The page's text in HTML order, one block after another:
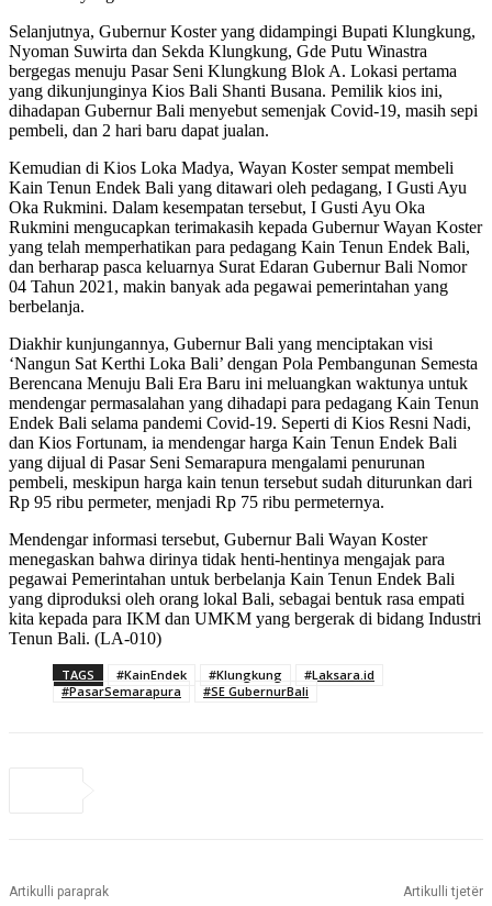
Selanjutnya, Gubernur Koster yang didampingi Bupati Klungkung,
Nyoman Suwirta dan Sekda Klungkung, Gde Putu Winastra
bergegas menuju Pasar Seni Klungkung Blok A. Lokasi pertama
yang dikunjunginya Kios Bali Shanti Busana. Pemilik kios ini,
dihadapan Gubernur Bali menyebut semenjak Covid-19, masih sepi
pembeli, dan 2 hari baru dapat jualan.
Kemudian di Kios Loka Madya, Wayan Koster sempat membeli
Kain Tenun Endek Bali yang ditawari oleh pedagang, I Gusti Ayu
Oka Rukmini. Dalam kesempatan tersebut, I Gusti Ayu Oka
Rukmini mengucapkan terimakasih kepada Gubernur Wayan Koster
yang telah memperhatikan para pedagang Kain Tenun Endek Bali,
dan berharap pasca keluarnya Surat Edaran Gubernur Bali Nomor
04 Tahun 2021, makin banyak ada pegawai pemerintahan yang
berbelanja.
Diakhir kunjungannya, Gubernur Bali yang menciptakan visi
‘Nangun Sat Kerthi Loka Bali’ dengan Pola Pembangunan Semesta
Berencana Menuju Bali Era Baru ini meluangkan waktunya untuk
mendengar permasalahan yang dihadapi para pedagang Kain Tenun
Endek Bali selama pandemi Covid-19. Seperti di Kios Resni Nadi,
dan Kios Fortunam, ia mendengar harga Kain Tenun Endek Bali
yang dijual di Pasar Seni Semarapura mengalami penurunan
pembeli, meskipun harga kain tenun tersebut sudah diturunkan dari
Rp 95 ribu permeter, menjadi Rp 75 ribu permeternya.
Mendengar informasi tersebut, Gubernur Bali Wayan Koster
menegaskan bahwa dirinya tidak henti-hentinya mengajak para
pegawai Pemerintahan untuk berbelanja Kain Tenun Endek Bali
yang diproduksi oleh orang lokal Bali, sebagai bentuk rasa empati
kita kepada para IKM dan UMKM yang bergerak di bidang Industri
Tenun Bali. (LA-010)
TAGS #KainEndek #Klungkung
#Laksara.id
#PasarSemarapura
#SE GubernurBali
Artikulli paraprak Artikulli tjetër